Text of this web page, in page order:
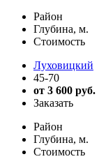
Район
Глубина, м.
Стоимость
Луховицкий
45-70
от 3 600 руб.
Заказать
Район
Глубина, м.
Стоимость